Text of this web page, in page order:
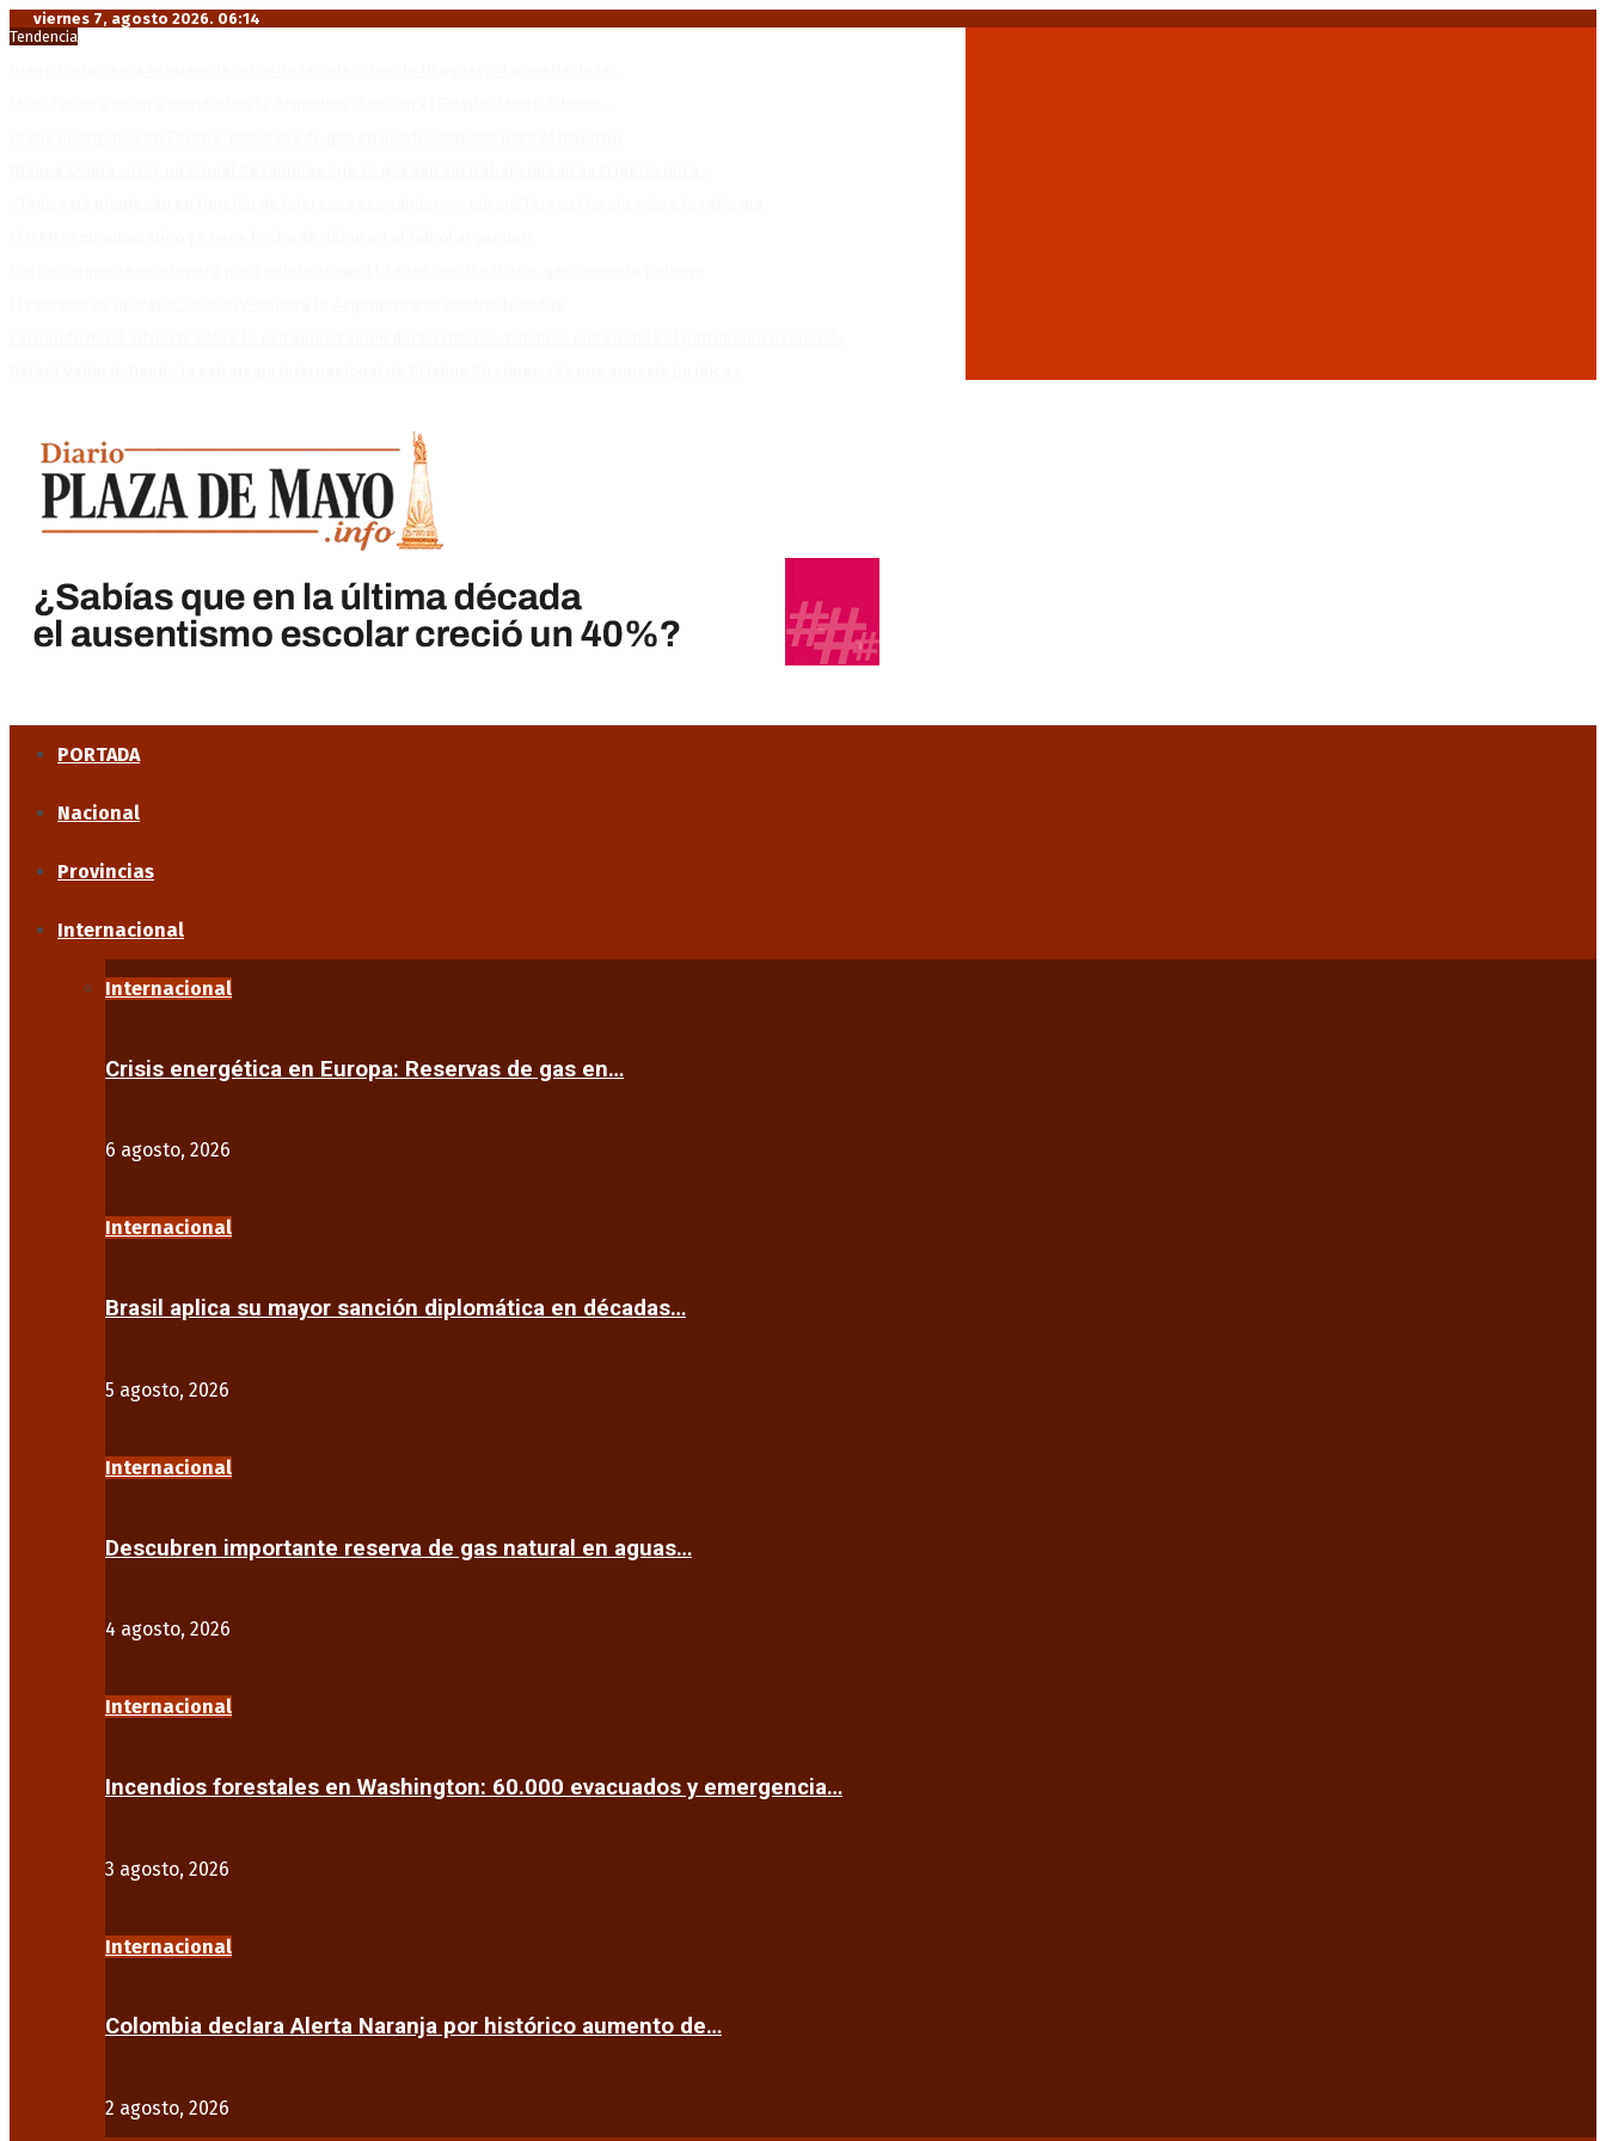
viernes 7, agosto 2026. 06:14
Tendencia
PORTADA
Nacional
Provincias
Internacional
Internacional
Crisis energética en Europa: Reservas de gas en…
6 agosto, 2026
Internacional
Brasil aplica su mayor sanción diplomática en décadas…
5 agosto, 2026
Internacional
Descubren importante reserva de gas natural en aguas…
4 agosto, 2026
Internacional
Incendios forestales en Washington: 60.000 evacuados y emergencia…
3 agosto, 2026
Internacional
Colombia declara Alerta Naranja por histórico aumento de…
2 agosto, 2026